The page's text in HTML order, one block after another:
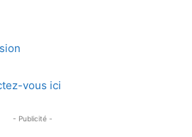
vous ici
- Publicité -